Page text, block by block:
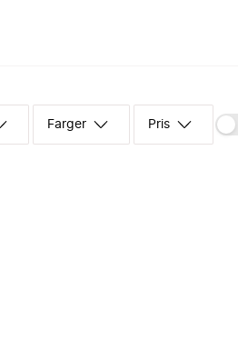
Farger Pris